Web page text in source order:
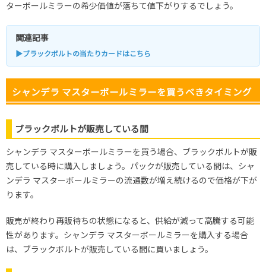
ターボールミラーの希少価値が落ちて値下がりするでしょう。
関連記事
▶ブラックボルトの当たりカードはこちら
シャンデラ マスターボールミラーを買うべきタイミング
ブラックボルトが販売している間
シャンデラ マスターボールミラーを買う場合、ブラックボルトが販
売している時に購入しましょう。パックが販売している間は、シャ
ンデラ マスターボールミラーの流通数が増え続けるので価格が下が
ります。
販売が終わり再販待ちの状態になると、供給が減って高騰する可能
性があります。シャンデラ マスターボールミラーを購入する場合
は、ブラックボルトが販売している間に買いましょう。